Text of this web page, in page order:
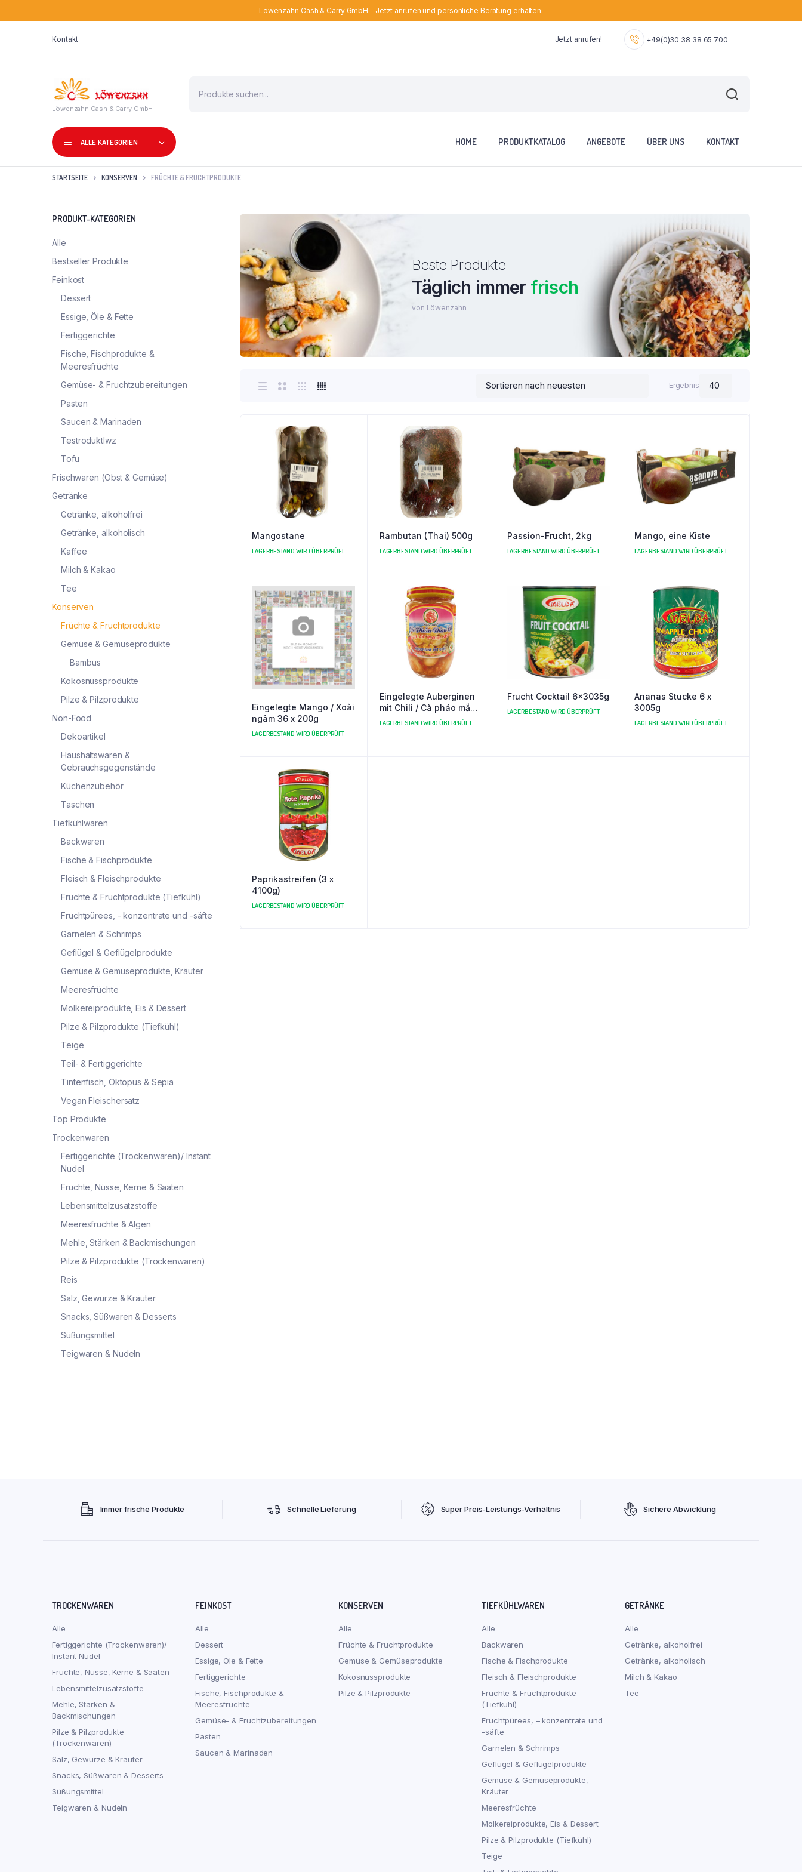
Löwenzahn Cash & Carry GmbH - Jetzt anrufen und persönliche Beratung erhalten.
Kontakt Jetzt anrufen! +49(0)30 38 38 65 700
Löwenzahn Cash & Carry GmbH
search
ALLE KATEGORIEN HOME PRODUKTKATALOG ANGEBOTE ÜBER UNS KONTAKT
STARTSEITE KONSERVEN FRÜCHTE & FRUCHTPRODUKTE
Beste Produkte
Täglich immer frisch
von Löwenzahn
Ergebnis
Mangostane
LAGERBESTAND WIRD ÜBERPRÜFT
Rambutan (Thai) 500g
LAGERBESTAND WIRD ÜBERPRÜFT
Passion-Frucht, 2kg
LAGERBESTAND WIRD ÜBERPRÜFT
Mango, eine Kiste
LAGERBESTAND WIRD ÜBERPRÜFT
Eingelegte Mango / Xoài
ngâm 36 x 200g
LAGERBESTAND WIRD ÜBERPRÜFT
Eingelegte Auberginen
mit Chili / Cà pháo mắm
tôm chua 24x400g
LAGERBESTAND WIRD ÜBERPRÜFT
Frucht Cocktail 6x3035g
LAGERBESTAND WIRD ÜBERPRÜFT
Ananas Stucke 6 x
3005g
LAGERBESTAND WIRD ÜBERPRÜFT
Paprikastreifen (3 x
4100g)
LAGERBESTAND WIRD ÜBERPRÜFT
PRODUKT-KATEGORIEN
Alle
Bestseller Produkte
Feinkost
Dessert
Essige, Öle & Fette
Fertiggerichte
Fische, Fischprodukte &
Meeresfrüchte
Gemüse- & Fruchtzubereitungen
Pasten
Saucen & Marinaden
Testroduktlwz
Tofu
Frischwaren (Obst & Gemüse)
Getränke
Getränke, alkoholfrei
Getränke, alkoholisch
Kaffee
Milch & Kakao
Tee
Konserven
Früchte & Fruchtprodukte
Gemüse & Gemüseprodukte
Bambus
Kokosnussprodukte
Pilze & Pilzprodukte
Non-Food
Dekoartikel
Haushaltswaren &
Gebrauchsgegenstände
Küchenzubehör
Taschen
Tiefkühlwaren
Backwaren
Fische & Fischprodukte
Fleisch & Fleischprodukte
Früchte & Fruchtprodukte (Tiefkühl)
Fruchtpürees, - konzentrate und -säfte
Garnelen & Schrimps
Geflügel & Geflügelprodukte
Gemüse & Gemüseprodukte, Kräuter
Meeresfrüchte
Molkereiprodukte, Eis & Dessert
Pilze & Pilzprodukte (Tiefkühl)
Teige
Teil- & Fertiggerichte
Tintenfisch, Oktopus & Sepia
Vegan Fleischersatz
Top Produkte
Trockenwaren
Fertiggerichte (Trockenwaren)/ Instant
Nudel
Früchte, Nüsse, Kerne & Saaten
Lebensmittelzusatzstoffe
Meeresfrüchte & Algen
Mehle, Stärken & Backmischungen
Pilze & Pilzprodukte (Trockenwaren)
Reis
Salz, Gewürze & Kräuter
Snacks, Süßwaren & Desserts
Süßungsmittel
Teigwaren & Nudeln
Immer frische Produkte Schnelle Lieferung Super Preis-Leistungs-Verhältnis Sichere Abwicklung
TROCKENWAREN
Alle
Fertiggerichte (Trockenwaren)/
Instant Nudel
Früchte, Nüsse, Kerne & Saaten
Lebensmittelzusatzstoffe
Mehle, Stärken &
Backmischungen
Pilze & Pilzprodukte
(Trockenwaren)
Salz, Gewürze & Kräuter
Snacks, Süßwaren & Desserts
Süßungsmittel
Teigwaren & Nudeln
FEINKOST
Alle
Dessert
Essige, Öle & Fette
Fertiggerichte
Fische, Fischprodukte &
Meeresfrüchte
Gemüse- & Fruchtzubereitungen
Pasten
Saucen & Marinaden
KONSERVEN
Alle
Früchte & Fruchtprodukte
Gemüse & Gemüseprodukte
Kokosnussprodukte
Pilze & Pilzprodukte
TIEFKÜHLWAREN
Alle
Backwaren
Fische & Fischprodukte
Fleisch & Fleischprodukte
Früchte & Fruchtprodukte
(Tiefkühl)
Fruchtpürees, – konzentrate und
-säfte
Garnelen & Schrimps
Geflügel & Geflügelprodukte
Gemüse & Gemüseprodukte,
Kräuter
Meeresfrüchte
Molkereiprodukte, Eis & Dessert
Pilze & Pilzprodukte (Tiefkühl)
Teige
GETRÄNKE
Alle
Getränke, alkoholfrei
Getränke, alkoholisch
Milch & Kakao
Tee